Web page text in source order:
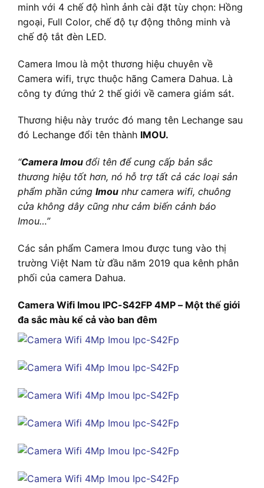
minh với 4 chế độ hình ảnh cài đặt tùy chọn: Hồng
ngoại, Full Color, chế độ tự động thông minh và
chế độ tắt đèn LED.
Camera Imou là một thương hiệu chuyên về
Camera wifi, trực thuộc hãng Camera Dahua. Là
công ty đứng thứ 2 thế giới về camera giám sát.
Thương hiệu này trước đó mang tên Lechange sau
đó Lechange đổi tên thành IMOU.
“Camera Imou đổi tên để cung cấp bản sắc
thương hiệu tốt hơn, nó hỗ trợ tất cả các loại sản
phẩm phần cứng Imou như camera wifi, chuông
cửa không dây cũng như cảm biến cảnh báo
Imou…”
Các sản phẩm Camera Imou được tung vào thị
trường Việt Nam từ đầu năm 2019 qua kênh phân
phối của camera Dahua.
Camera Wifi Imou IPC-S42FP 4MP – Một thế giới
đa sắc màu kể cả vào ban đêm